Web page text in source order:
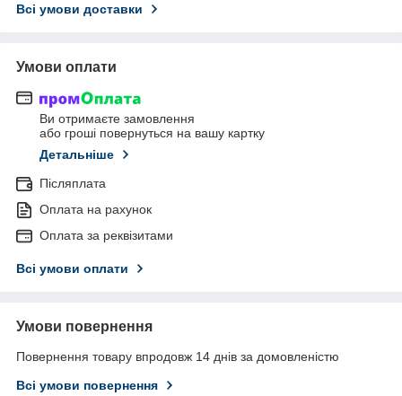
Всі умови доставки
Умови оплати
Ви отримаєте замовлення
або гроші повернуться на вашу картку
Детальніше
Післяплата
Оплата на рахунок
Оплата за реквізитами
Всі умови оплати
Умови повернення
Повернення товару впродовж 14 днів за домовленістю
Всі умови повернення